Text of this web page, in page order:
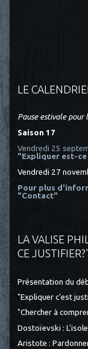
LE
Pause estivale pour
Saison 17
Vendredi 25
"Expliquer est-
Vendredi 27
Pour plus
"Contact"
LA VALISE
CE
Présentation du
"Expliquer c'est
"Chercher à
Dostoïevski :
Aristote :